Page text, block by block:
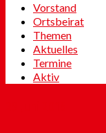
Vorstand
Ortsbeirat
Themen
Aktuelles
Termine
Aktiv